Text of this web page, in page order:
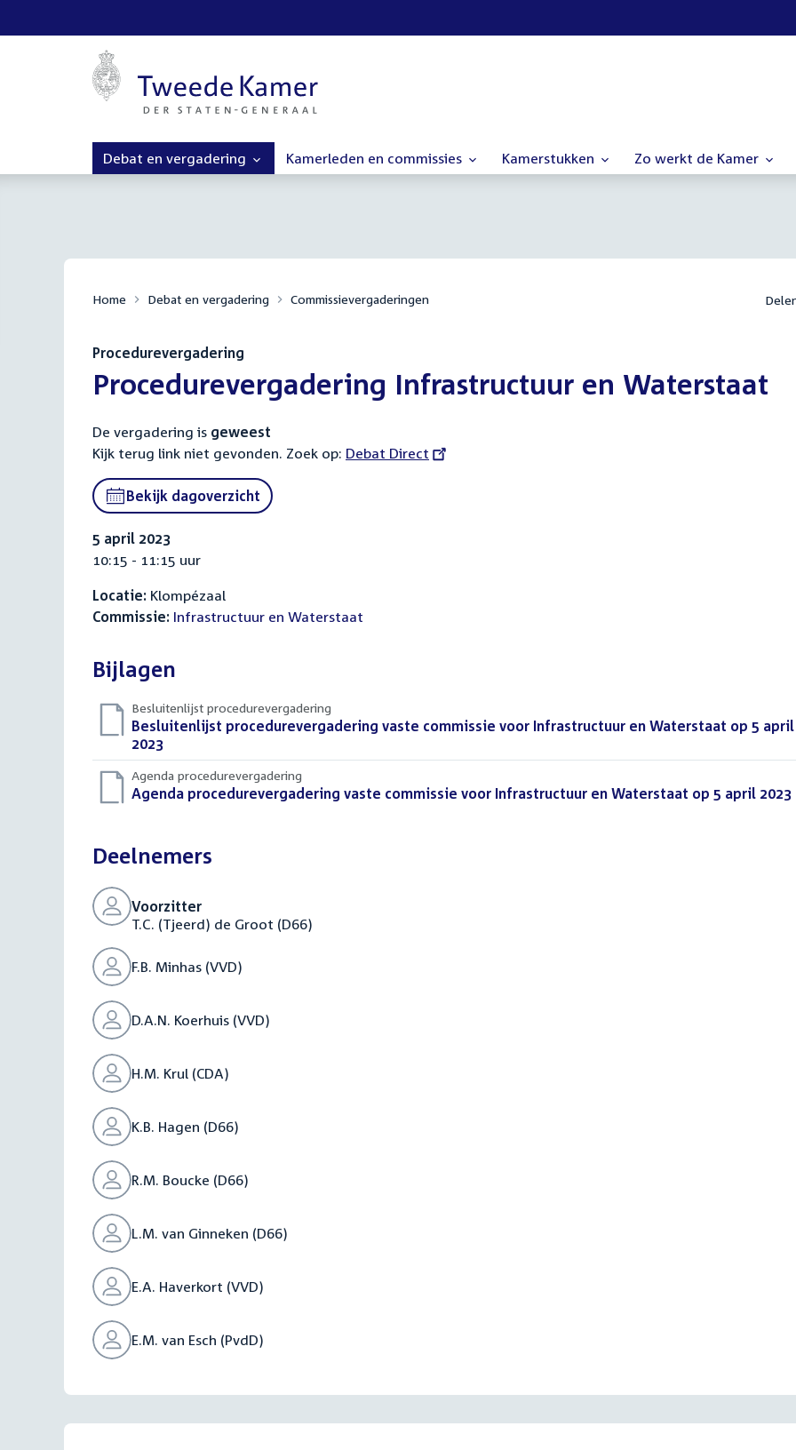
Debat en vergadering Kamerleden en commissies Kamerstukken Zo werkt de Kamer
Home Debat en vergadering Commissievergaderingen
Procedurevergadering
:Procedurevergadering Infrastructuur en Waterstaat
De vergadering is geweest
Kijk terug link niet gevonden. Zoek op: External
Debat Direct
Bekijk dagoverzicht
5 april 2023
10:15 - 11:15 uur
Locatie: Klompézaal
Commissie: Infrastructuur en Waterstaat
Bijlagen
Besluitenlijst procedurevergadering
Download
bestand:
Besluitenlijst procedurevergadering vaste commissie voor Infrastructuur en Waterstaat op 5 april
2023
Agenda procedurevergadering
Download
Agenda procedurevergadering vaste commissie voor Infrastructuur en Waterstaat op 5 april 2023
Deelnemers
Voorzitter
T.C. (Tjeerd) de Groot (D66)
F.B. Minhas (VVD)
D.A.N. Koerhuis (VVD)
H.M. Krul (CDA)
K.B. Hagen (D66)
R.M. Boucke (D66)
L.M. van Ginneken (D66)
E.A. Haverkort (VVD)
E.M. van Esch (PvdD)